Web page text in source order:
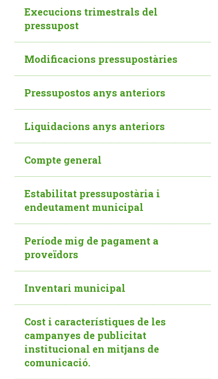
Execucions trimestrals del
pressupost
Modificacions pressupostàries
Pressupostos anys anteriors
Liquidacions anys anteriors
Compte general
Estabilitat pressupostària i
endeutament municipal
Període mig de pagament a
proveïdors
Inventari municipal
Cost i característiques de les
campanyes de publicitat
institucional en mitjans de
comunicació.